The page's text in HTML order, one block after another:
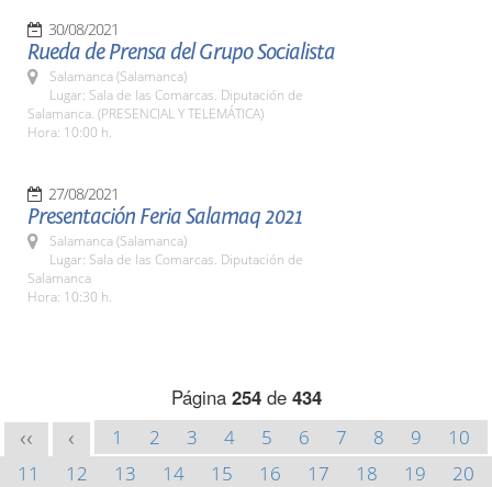
30/08/2021
Rueda de Prensa del Grupo Socialista
Salamanca (Salamanca)
Lugar: Sala de las Comarcas. Diputación de
Salamanca. (PRESENCIAL Y TELEMÁTICA)
Hora: 10:00 h.
27/08/2021
Presentación Feria Salamaq 2021
Salamanca (Salamanca)
Lugar: Sala de las Comarcas. Diputación de
Salamanca
Hora: 10:30 h.
Página 254de 434
<< < 1 2 3 4 5 6 7 8 9
10
11
12 13 14 15 16 17 18 19
20